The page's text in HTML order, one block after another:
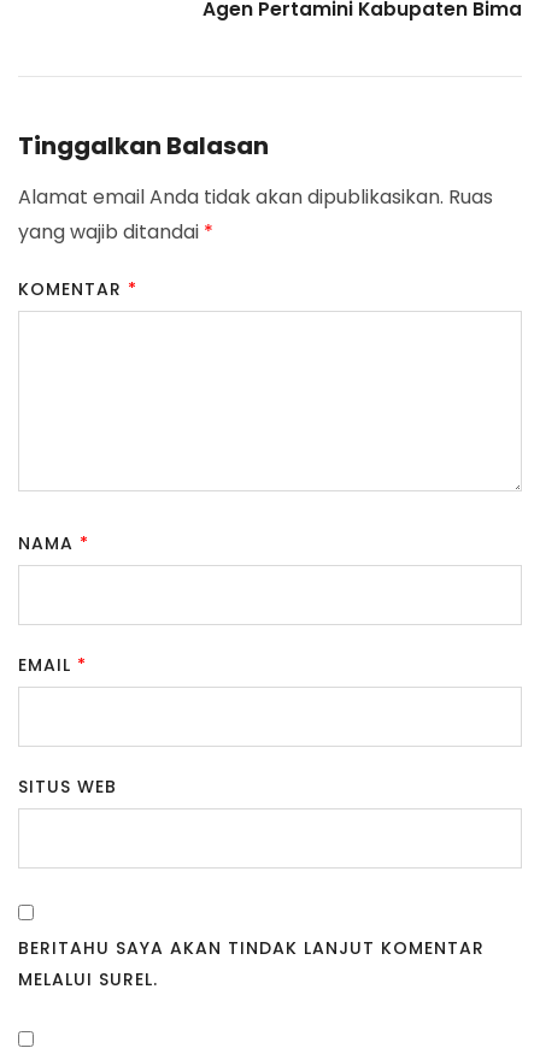
Agen Pertamini Kabupaten Bima
Tinggalkan Balasan
Alamat email Anda tidak akan dipublikasikan. Ruas
yang wajib ditandai *
KOMENTAR *
NAMA *
EMAIL *
SITUS WEB
BERITAHU SAYA AKAN TINDAK LANJUT KOMENTAR
MELALUI SUREL.